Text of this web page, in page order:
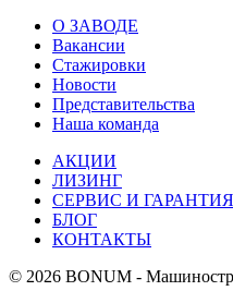
О ЗАВОДЕ
Вакансии
Стажировки
Новости
Представительства
Наша команда
АКЦИИ
ЛИЗИНГ
СЕРВИС И ГАРАНТИЯ
БЛОГ
КОНТАКТЫ
© 2026 BONUM -